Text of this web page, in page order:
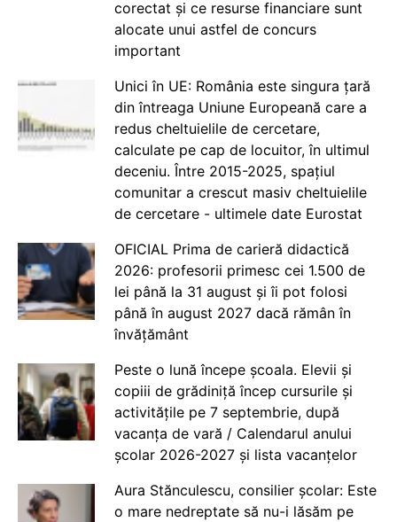
corectat și ce resurse financiare sunt
alocate unui astfel de concurs
important
Unici în UE: România este singura țară
din întreaga Uniune Europeană care a
redus cheltuielile de cercetare,
calculate pe cap de locuitor, în ultimul
deceniu. Între 2015-2025, spațiul
comunitar a crescut masiv cheltuielile
de cercetare - ultimele date Eurostat
OFICIAL Prima de carieră didactică
2026: profesorii primesc cei 1.500 de
lei până la 31 august și îi pot folosi
până în august 2027 dacă rămân în
învățământ
Peste o lună începe școala. Elevii și
copiii de grădiniță încep cursurile și
activitățile pe 7 septembrie, după
vacanța de vară / Calendarul anului
școlar 2026-2027 și lista vacanțelor
Aura Stănculescu, consilier școlar: Este
o mare nedreptate să nu-i lăsăm pe